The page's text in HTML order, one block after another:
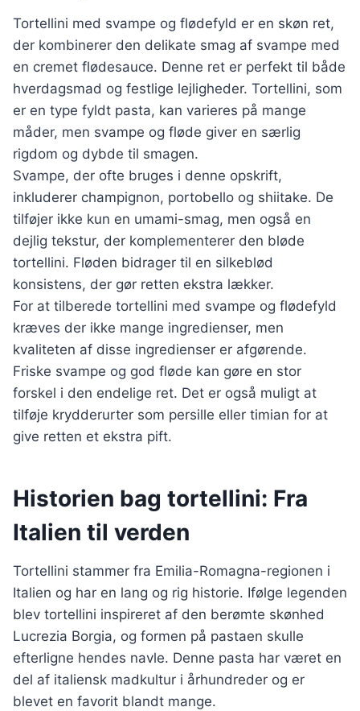
Tortellini med svampe og flødefyld er en skøn ret,
der kombinerer den delikate smag af svampe med
en cremet flødesauce. Denne ret er perfekt til både
hverdagsmad og festlige lejligheder. Tortellini, som
er en type fyldt pasta, kan varieres på mange
måder, men svampe og fløde giver en særlig
rigdom og dybde til smagen.
Svampe, der ofte bruges i denne opskrift,
inkluderer champignon, portobello og shiitake. De
tilføjer ikke kun en umami-smag, men også en
dejlig tekstur, der komplementerer den bløde
tortellini. Fløden bidrager til en silkeblød
konsistens, der gør retten ekstra lækker.
For at tilberede tortellini med svampe og flødefyld
kræves der ikke mange ingredienser, men
kvaliteten af disse ingredienser er afgørende.
Friske svampe og god fløde kan gøre en stor
forskel i den endelige ret. Det er også muligt at
tilføje krydderurter som persille eller timian for at
give retten et ekstra pift.
Historien bag tortellini: Fra
Italien til verden
Tortellini stammer fra Emilia-Romagna-regionen i
Italien og har en lang og rig historie. Ifølge legenden
blev tortellini inspireret af den berømte skønhed
Lucrezia Borgia, og formen på pastaen skulle
efterligne hendes navle. Denne pasta har været en
del af italiensk madkultur i århundreder og er
blevet en favorit blandt mange.